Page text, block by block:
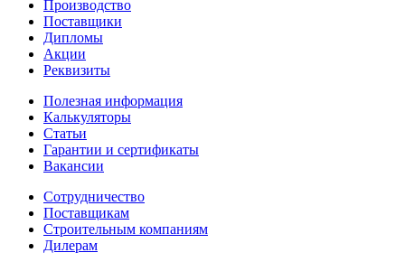
Производство
Поставщики
Дипломы
Акции
Реквизиты
Полезная информация
Калькуляторы
Статьи
Гарантии и сертификаты
Вакансии
Сотрудничество
Поставщикам
Строительным компаниям
Дилерам